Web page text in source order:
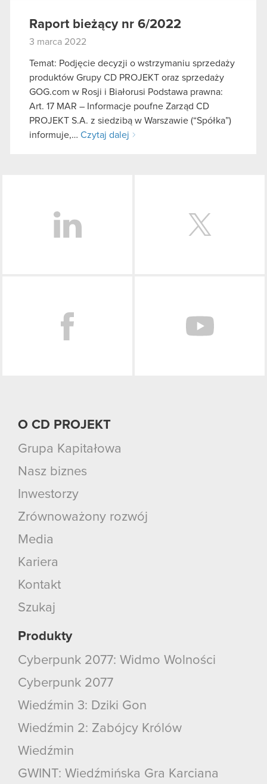
Raport bieżący nr 6/2022
3 marca 2022
Temat: Podjęcie decyzji o wstrzymaniu sprzedaży
produktów Grupy CD PROJEKT oraz sprzedaży
GOG.com w Rosji i Białorusi Podstawa prawna:
Art. 17 MAR – Informacje poufne Zarząd CD
PROJEKT S.A. z siedzibą w Warszawie (“Spółka”)
informuje,… Czytaj dalej
O CD PROJEKT
Grupa Kapitałowa
Nasz biznes
Inwestorzy
Zrównoważony rozwój
Media
Kariera
Kontakt
Szukaj
Produkty
Cyberpunk 2077: Widmo Wolności
Cyberpunk 2077
Wiedźmin 3: Dziki Gon
Wiedźmin 2: Zabójcy Królów
Wiedźmin
GWINT: Wiedźmińska Gra Karciana